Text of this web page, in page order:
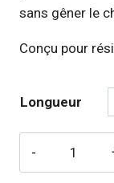
sans gêner le
Conçu pour
Longueur